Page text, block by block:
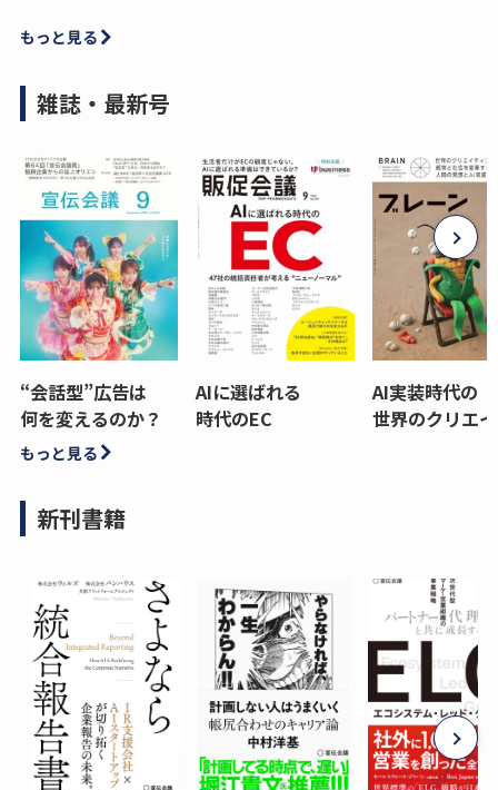
もっと見る
雑誌・最新号
“会話型”広告は
何を変えるのか？
AIに選ばれる
時代のEC
AI実装時代の
世界のクリエ
もっと見る
新刊書籍